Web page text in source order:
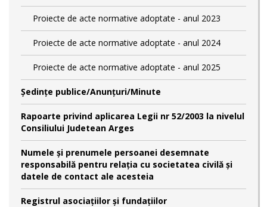
Proiecte de acte normative adoptate - anul 2023
Proiecte de acte normative adoptate - anul 2024
Proiecte de acte normative adoptate - anul 2025
Şedinţe publice/Anunţuri/Minute
Rapoarte privind aplicarea Legii nr 52/2003 la nivelul
Consiliului Judetean Arges
Numele şi prenumele persoanei desemnate
responsabilă pentru relaţia cu societatea civilă şi
datele de contact ale acesteia
Registrul asociațiilor și fundațiilor